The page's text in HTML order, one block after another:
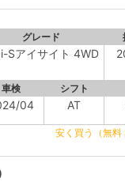
グレード
Sアイサイト 4WD
車検 シフト
04 AT
安く買う（無料